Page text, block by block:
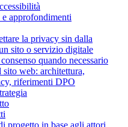
approfondimenti
la privacy sin dalla
sito o servizio digitale
quando necessario
sito web: architettura,
riferimenti DPO
progetto in base agli attori